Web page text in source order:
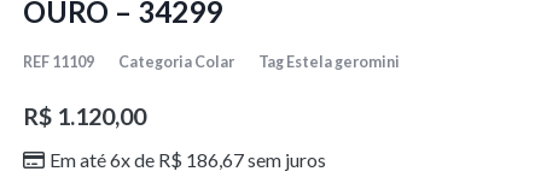
OURO – 34299
REF 11109 Categoria Colar Tag Estela geromini
R$1.120,00
Em até 6x de R$ 186,67sem juros